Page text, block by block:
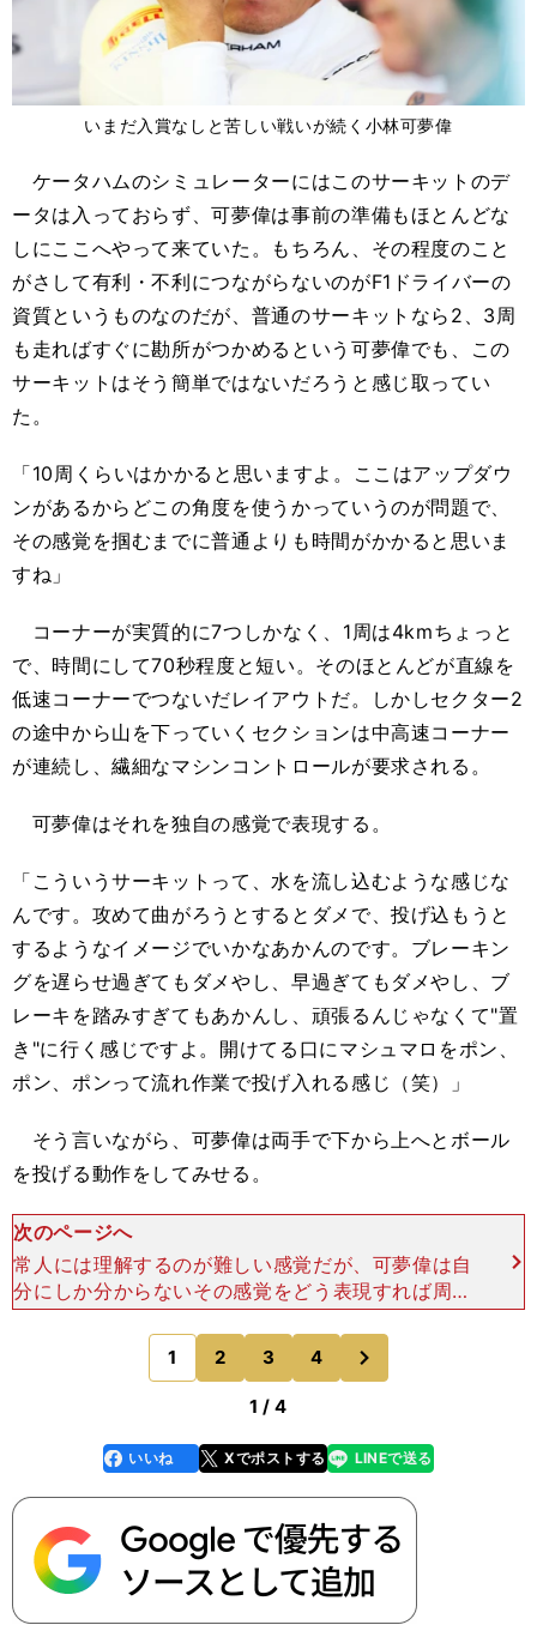
いまだ入賞なしと苦しい戦いが続く小林可夢偉
ケータハムのシミュレーターにはこのサーキットのデ
ータは入っておらず、可夢偉は事前の準備もほとんどな
しにここへやって来ていた。もちろん、その程度のこと
がさして有利・不利につながらないのがF1ドライバーの
資質というものなのだが、普通のサーキットなら2、3周
も走ればすぐに勘所がつかめるという可夢偉でも、この
サーキットはそう簡単ではないだろうと感じ取ってい
た。
「10周くらいはかかると思いますよ。ここはアップダウ
ンがあるからどこの角度を使うかっていうのが問題で、
その感覚を掴むまでに普通よりも時間がかかると思いま
すね」
コーナーが実質的に7つしかなく、1周は4kmちょっと
で、時間にして70秒程度と短い。そのほとんどが直線を
低速コーナーでつないだレイアウトだ。しかしセクター2
の途中から山を下っていくセクションは中高速コーナー
が連続し、繊細なマシンコントロールが要求される。
可夢偉はそれを独自の感覚で表現する。
「こういうサーキットって、水を流し込むような感じな
んです。攻めて曲がろうとするとダメで、投げ込もうと
するようなイメージでいかなあかんのです。ブレーキン
グを遅らせ過ぎてもダメやし、早過ぎてもダメやし、ブ
レーキを踏みすぎてもあかんし、頑張るんじゃなくて"置
き"に行く感じですよ。開けてる口にマシュマロをポン、
ポン、ポンって流れ作業で投げ入れる感じ（笑）」
そう言いながら、可夢偉は両手で下から上へとボール
を投げる動作をしてみせる。
次のページへ
常人には理解するのが難しい感覚だが、可夢偉は自
分にしか分からないその感覚をどう表現すれば周り
に理解してもらえるのか、もどかしそうに言葉を探
すが、なかなか適切な表現が見つからない。それは
きっと、日本で異
1 2 3 4
のページへ
1 / 4
faceboo
k
いいね Xでポストする
line LINEで送る